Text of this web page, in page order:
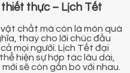
thiết thực – Lịch Tết
chất mà còn là món quà
thay cho lời chúc đầu
mọi người. Lịch Tết đại
hiện sự hợp tác lâu dài,
sẽ còn gắn bó với nhau.